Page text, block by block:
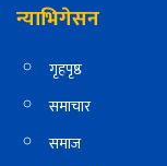
न्याभिगेसन
गृहपृष्ठ
समाचार
समाज